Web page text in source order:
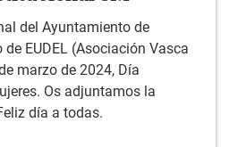
del Ayuntamiento de
EUDEL (Asociación Vasca
marzo de 2024, Día
Os adjuntamos la
día a todas.